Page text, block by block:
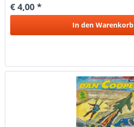
€ 4,00 *
In den Warenkorb